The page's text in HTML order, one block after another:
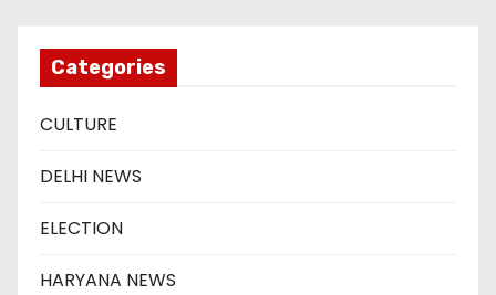
Categories
CULTURE
DELHI NEWS
ELECTION
HARYANA NEWS